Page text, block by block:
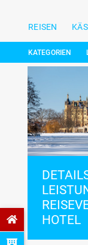
REISEN
KATEGORIEN
HOTEL